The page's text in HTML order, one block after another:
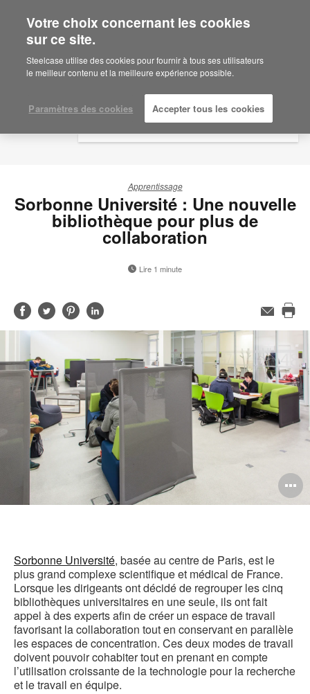
Are you in United States?
Would you like to see Products we sell in
your region?
English
Español
Apprentissage
Sorbonne Université : Une nouvelle
bibliothèque pour plus de
collaboration
Lire 1 minute
Partager
sur
Partager
sur
Partager
sur
Partager
sur
LinkedIn
Adresse
Sorbonne Université, basée au centre de Paris, est le
plus grand complexe scientifique et médical de France.
Lorsque les dirigeants ont décidé de regrouper les cinq
bibliothèques universitaires en une seule, ils ont fait
appel à des experts afin de créer un espace de travail
favorisant la collaboration tout en conservant en parallèle
les espaces de concentration. Ces deux modes de travail
doivent pouvoir cohabiter tout en prenant en compte
l’utilisation croissante de la technologie pour la recherche
et le travail en équipe.
Votre choix concernant les cookies
sur ce site.
Steelcase utilise des cookies pour fournir à tous ses utilisateurs
le meilleur contenu et la meilleure expérience possible.
Paramètres des cookies Accepter tous les cookies